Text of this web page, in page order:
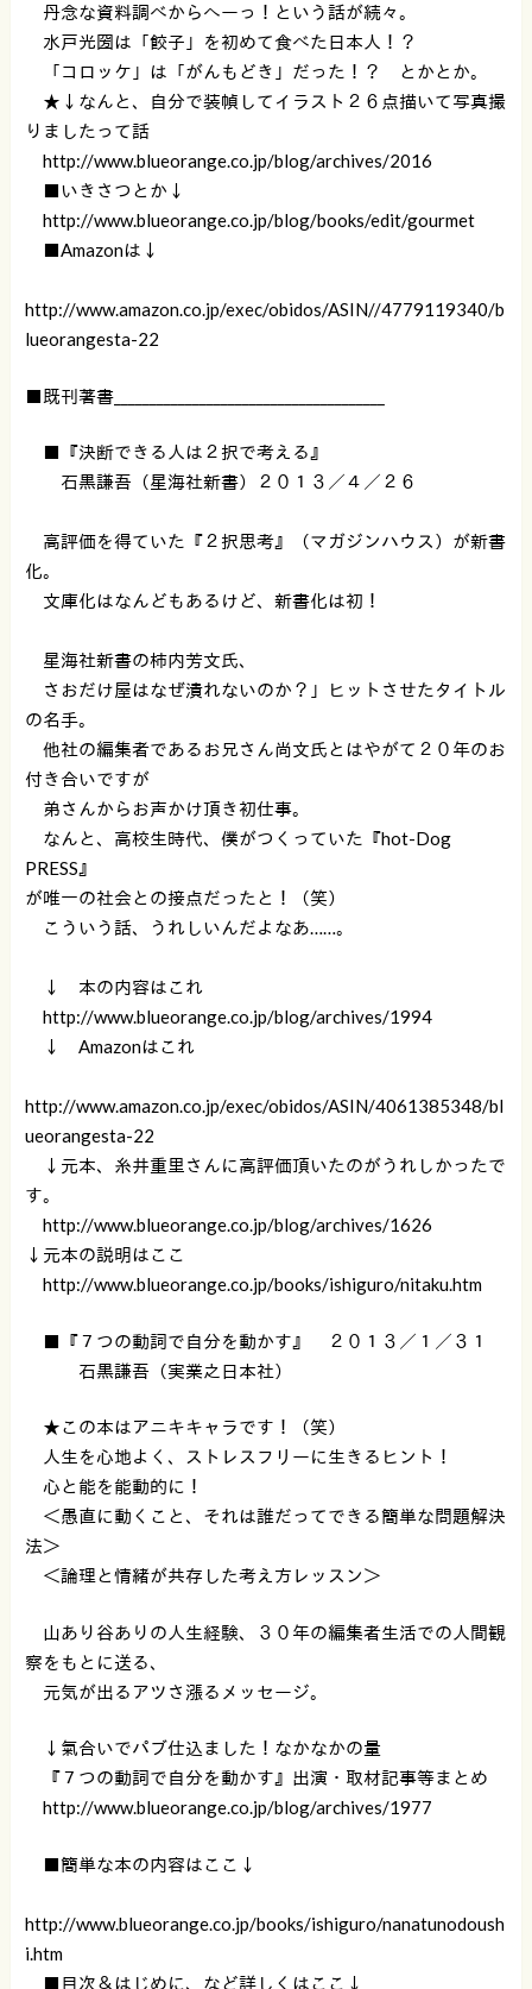
丹念な資料調べからへーっ！という話が続々。
水戸光圀は「餃子」を初めて食べた日本人！？
「コロッケ」は「がんもどき」だった！？ とかとか。
★↓なんと、自分で装幀してイラスト２６点描いて写真撮
りましたって話
http://www.blueorange.co.jp/blog/archives/2016
■いきさつとか↓
http://www.blueorange.co.jp/blog/books/edit/gourmet
■Amazonは↓
http://www.amazon.co.jp/exec/obidos/ASIN//4779119340/b
lueorangesta-22
■既刊著書______________________________________
■『決断できる人は２択で考える』
石黒謙吾（星海社新書）２０１３／４／２６
高評価を得ていた『２択思考』（マガジンハウス）が新書
化。
文庫化はなんどもあるけど、新書化は初！
星海社新書の柿内芳文氏、
さおだけ屋はなぜ潰れないのか？」ヒットさせたタイトル
の名手。
他社の編集者であるお兄さん尚文氏とはやがて２０年のお
付き合いですが
弟さんからお声かけ頂き初仕事。
なんと、高校生時代、僕がつくっていた『hot-Dog
PRESS』
が唯一の社会との接点だったと！（笑）
こういう話、うれしいんだよなあ……。
↓ 本の内容はこれ
http://www.blueorange.co.jp/blog/archives/1994
↓ Amazonはこれ
http://www.amazon.co.jp/exec/obidos/ASIN/4061385348/bl
ueorangesta-22
↓元本、糸井重里さんに高評価頂いたのがうれしかったで
す。
http://www.blueorange.co.jp/blog/archives/1626
↓元本の説明はここ
http://www.blueorange.co.jp/books/ishiguro/nitaku.htm
■『７つの動詞で自分を動かす』 ２０１３／１／３１
石黒謙吾（実業之日本社）
★この本はアニキキャラです！（笑）
人生を心地よく、ストレスフリーに生きるヒント！
心と能を能動的に！
＜愚直に動くこと、それは誰だってできる簡単な問題解決
法＞
＜論理と情緒が共存した考え方レッスン＞
山あり谷ありの人生経験、３０年の編集者生活での人間観
察をもとに送る、
元気が出るアツさ漲るメッセージ。
↓氣合いでパブ仕込ました！なかなかの量
『７つの動詞で自分を動かす』出演・取材記事等まとめ
http://www.blueorange.co.jp/blog/archives/1977
■簡単な本の内容はここ↓
http://www.blueorange.co.jp/books/ishiguro/nanatunodoush
i.htm
■目次＆はじめに、など詳しくはここ↓